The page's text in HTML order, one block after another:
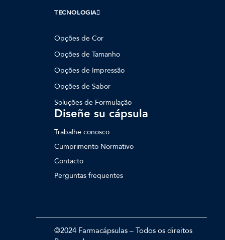
TECNOLOGIA
Opções de Cor
Opções de Tamanho
Opções de Impressão
Opções de Sabor
Soluções de Formulação
Diseñe su cápsula
Trabalhe conosco
Cumprimento Normativo
Contacto
Perguntas frequentes
©2024 Farmacápsulas – Todos os direitos